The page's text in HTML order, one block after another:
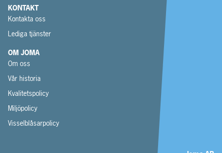
KONTAKT
Kontakta oss
Lediga tjänster
OM JOMA
Om oss
Vår historia
Kvalitetspolicy
Miljöpolicy
Visselblåsarpolicy